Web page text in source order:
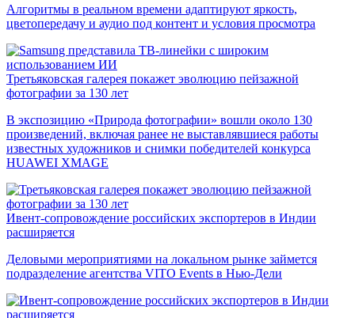
Алгоритмы в реальном времени адаптируют яркость,
цветопередачу и аудио под контент и условия просмотра
Третьяковская галерея покажет эволюцию пейзажной
фотографии за 130 лет
В экспозицию «Природа фотографии» вошли около 130
произведений, включая ранее не выставлявшиеся работы
известных художников и снимки победителей конкурса
HUAWEI XMAGE
Ивент-сопровождение российских экспортеров в Индии
расширяется
Деловыми мероприятиями на локальном рынке займется
подразделение агентства VITO Events в Нью-Дели